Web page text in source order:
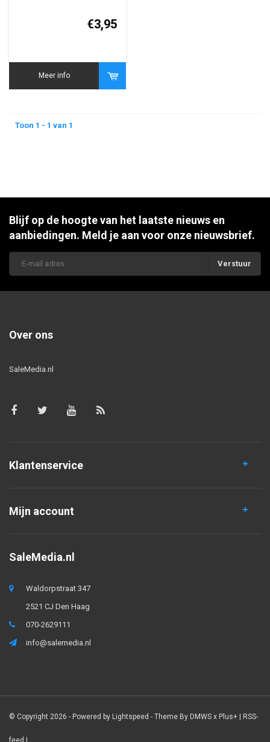
Satellietverdeler)€3,95
Meer info
Toon 1 - 1 van 1
Blijf op de hoogte van het laatste nieuws en
aanbiedingen. Meld je aan voor onze nieuwsbrief.
Verstuur
Over ons
SaleMedia.nl
Klantenservice
Mijn account
SaleMedia.nl
Waldorpstraat 347
2521 CJ Den Haag
070-2629111
info@salemedia.nl
© Copyright 2026 - Powered by Lightspeed - Theme By DMWS x Plus+ | RSS-
feed |